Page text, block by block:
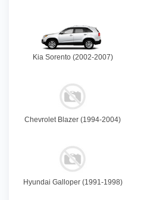
Kia Sorento (2002-2007)
Chevrolet Blazer (1994-2004)
Hyundai Galloper (1991-1998)